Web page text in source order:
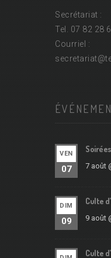
Secrétariat :
Tel. 07 82 28
Courriel :
secretariat@
VEN
07 7 août
DIM
09
Culte
9 août
Culte